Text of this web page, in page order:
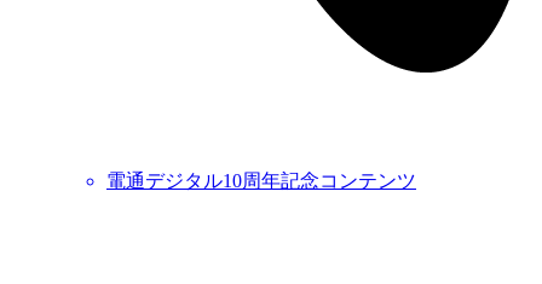
電通デジタル10周年記念コンテンツ